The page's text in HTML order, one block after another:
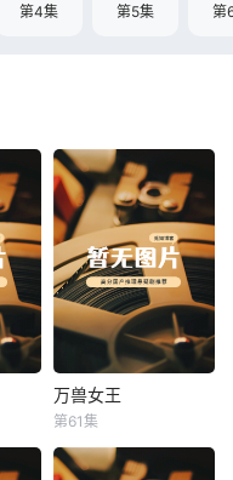
第4集 第5集 第
万兽女王
万兽女王
第61集